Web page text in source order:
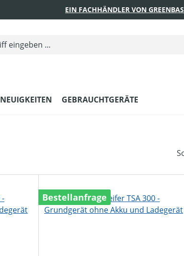
EIN FACHHÄNDLER VON
NEUIGKEITEN GEBRAUCHTGERÄTE
Bestellanfrage